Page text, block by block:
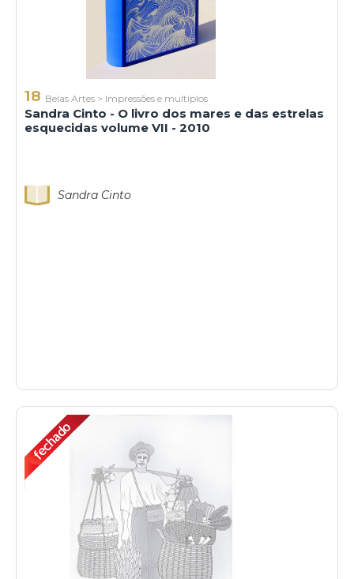
18 Belas Artes > Impressões e multiplos
Sandra Cinto - O livro dos mares e das estrelas
esquecidas volume VII - 2010
Sandra Cinto